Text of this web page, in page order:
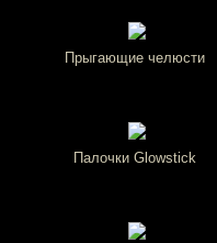
Прыгающие челюсти
Палочки Glowstick